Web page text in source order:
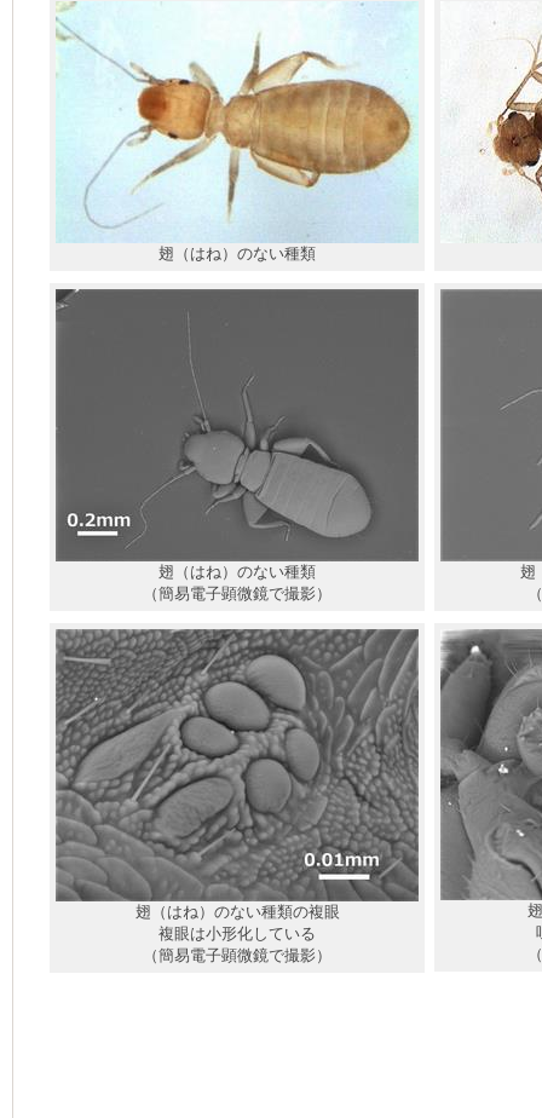
翅（はね）のない種類
翅（はね）のない種類
（簡易電子顕微鏡で撮影）
翅
翅（はね）のない種類の複眼
複眼は小形化している
（簡易電子顕微鏡で撮影）